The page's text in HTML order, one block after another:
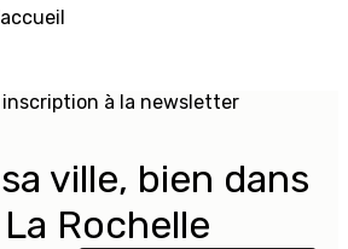
à la newsletter
ville, bien dans
Rochelle